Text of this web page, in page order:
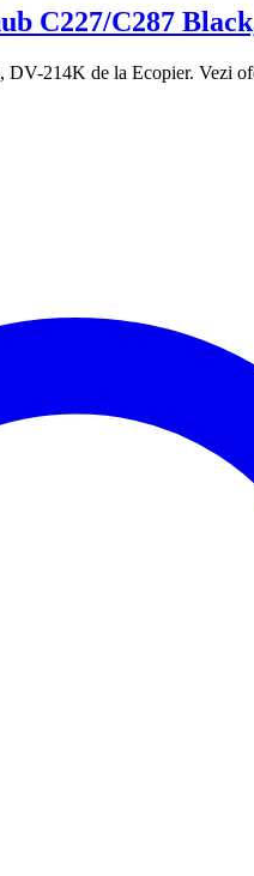
C227/C287
214K de la Ecopier. Vezi